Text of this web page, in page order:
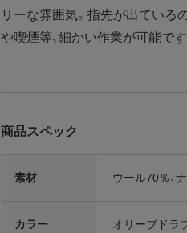
リーな雰囲気。指先が出ている
や喫煙等、細かい作業が可能です
商品スペック
素材 ウール70％、
カラー オリーブドラ